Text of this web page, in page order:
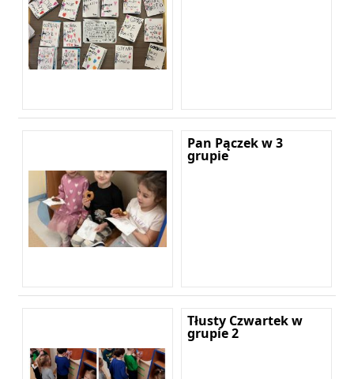
Pan Pączek w 3
grupie
Tłusty Czwartek w
grupie 2